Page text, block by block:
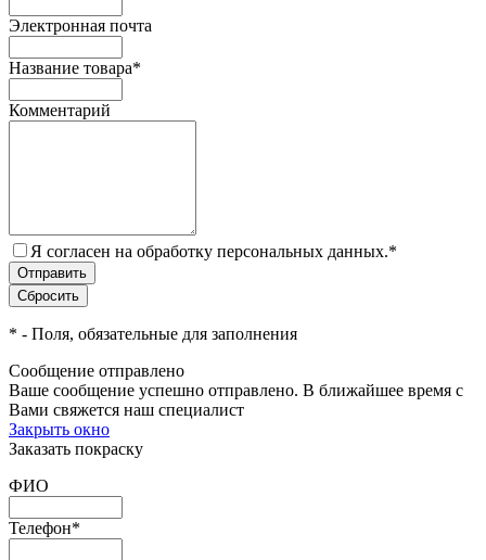
Электронная почта
Название товара*
Комментарий
Я согласен на обработку персональных данных.*
* - Поля, обязательные для заполнения
Сообщение отправлено
Ваше сообщение успешно отправлено. В ближайшее время с
Вами свяжется наш специалист
Закрыть окно
Заказать покраску
ФИО
Телефон*